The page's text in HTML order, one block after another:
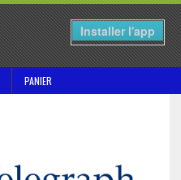
Installer l'app
PANIER